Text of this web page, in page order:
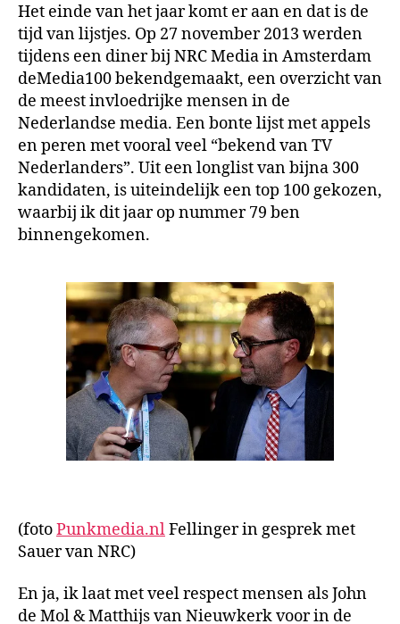
Het einde van het jaar komt er aan en dat is de
tijd van lijstjes. Op 27 november 2013 werden
tijdens een diner bij NRC Media in Amsterdam
deMedia100 bekendgemaakt, een overzicht van
de meest invloedrijke mensen in de
Nederlandse media. Een bonte lijst met appels
en peren met vooral veel “bekend van TV
Nederlanders”. Uit een longlist van bijna 300
kandidaten, is uiteindelijk een top 100 gekozen,
waarbij ik dit jaar op nummer 79 ben
binnengekomen.
(fotoPunkmedia.nlFellinger in gesprek met
Sauer van NRC)
En ja, ik laat met veel respect mensen als John
de Mol & Matthijs van Nieuwkerk voor in de